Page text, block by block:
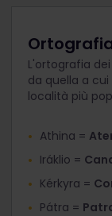
L'ortografia
da quella a
località più
Athina =
Iráklio =
Kérkyra =
Pátra =